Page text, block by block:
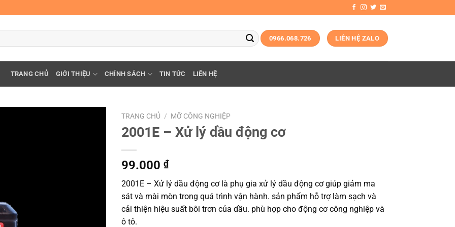
0966.068.726 LIÊN HỆ ZALO
TRANG CHỦ GIỚI THIỆU CHÍNH SÁCH TIN TỨC LIÊN HỆ
TRANG CHỦ / MỠ CÔNG NGHIỆP
2001E – Xử lý dầu động cơ
99.000 ₫
2001E – Xử lý dầu động cơ là phụ gia xử lý dầu động cơ giúp giảm ma
sát và mài mòn trong quá trình vận hành. sản phẩm hỗ trợ làm sạch và
cải thiện hiệu suất bôi trơn của dầu. phù hợp cho động cơ công nghiệp và
ô tô.